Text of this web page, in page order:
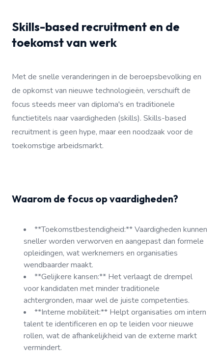
Skills-based recruitment en de
toekomst van werk
Met de snelle veranderingen in de beroepsbevolking en
de opkomst van nieuwe technologieën, verschuift de
focus steeds meer van diploma's en traditionele
functietitels naar vaardigheden (skills). Skills-based
recruitment is geen hype, maar een noodzaak voor de
toekomstige arbeidsmarkt.
Waarom de focus op vaardigheden?
**Toekomstbestendigheid:** Vaardigheden kunnen
sneller worden verworven en aangepast dan formele
opleidingen, wat werknemers en organisaties
wendbaarder maakt.
**Gelijkere kansen:** Het verlaagt de drempel
voor kandidaten met minder traditionele
achtergronden, maar wel de juiste competenties.
**Interne mobiliteit:** Helpt organisaties om intern
talent te identificeren en op te leiden voor nieuwe
rollen, wat de afhankelijkheid van de externe markt
vermindert.